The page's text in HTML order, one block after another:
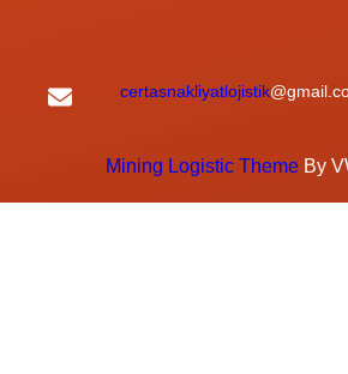
certasnakliyatlojistik
Mining Logistic Theme By